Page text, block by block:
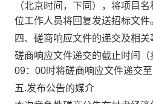
（北京时间，下同），将项目
位工作人员将回复发送招标文件
四、磋商响应文件的递交及相关
磋商响应文件递交的截止时间
（
09：00时将磋商响应文件递交至
五.发布公告的媒介